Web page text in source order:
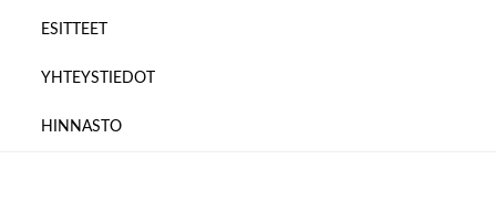
ESITTEET
YHTEYSTIEDOT
HINNASTO